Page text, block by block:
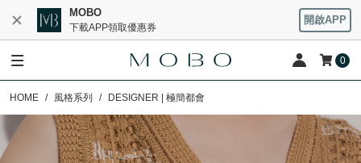
MOBO
下載APP領取優惠券
開啟APP
0
HOME 風格系列 DESIGNER | 極簡都會